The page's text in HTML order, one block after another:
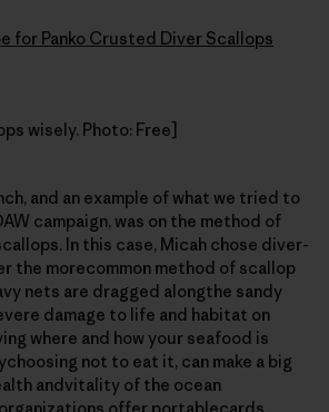
for Panko Crusted Diver Scallops
wisely. Photo: Free]
and an example of what we tried to
campaign, was on the method of
In this case, Micah chose diver-
the morecommon method of scallop
nets are dragged alongthe sandy
damage to life and habitat on
where and how your seafood is
not to eat it, can make a big
andvitality of the ocean